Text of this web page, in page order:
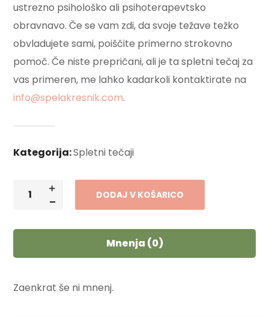
ustrezno psihološko ali psihoterapevtsko
obravnavo. Če se vam zdi, da svoje težave težko
obvladujete sami, poiščite primerno strokovno
pomoč. Če niste prepričani, ali je ta spletni tečaj za
vas primeren, me lahko kadarkoli kontaktirate na
info@spelakresnik.com.
Kategorija:Spletni tečaji
DODAJ V KOŠARICO
Mnenja (0)
Zaenkrat še ni mnenj.